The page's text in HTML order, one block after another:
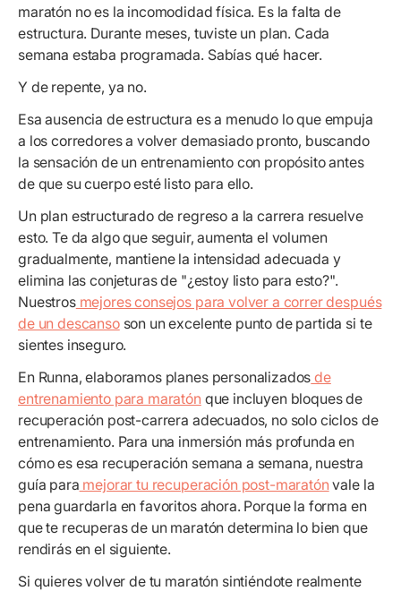
maratón no es la incomodidad física. Es la falta de
estructura. Durante meses, tuviste un plan. Cada
semana estaba programada. Sabías qué hacer.
Y de repente, ya no.
Esa ausencia de estructura es a menudo lo que empuja
a los corredores a volver demasiado pronto, buscando
la sensación de un entrenamiento con propósito antes
de que su cuerpo esté listo para ello.
Un plan estructurado de regreso a la carrera resuelve
esto. Te da algo que seguir, aumenta el volumen
gradualmente, mantiene la intensidad adecuada y
elimina las conjeturas de "¿estoy listo para esto?".
Nuestrosmejores consejos para volver a correr después
de un descansoson un excelente punto de partida si te
sientes inseguro.
En Runna, elaboramos planes personalizados de
entrenamiento para maratón que incluyen bloques de
recuperación post-carrera adecuados, no solo ciclos de
entrenamiento. Para una inmersión más profunda en
cómo es esa recuperación semana a semana, nuestra
guía para mejorar tu recuperación post-maratón vale la
pena guardarla en favoritos ahora. Porque la forma en
que te recuperas de un maratón determina lo bien que
rendirás en el siguiente.
Si quieres volver de tu maratón sintiéndote realmente